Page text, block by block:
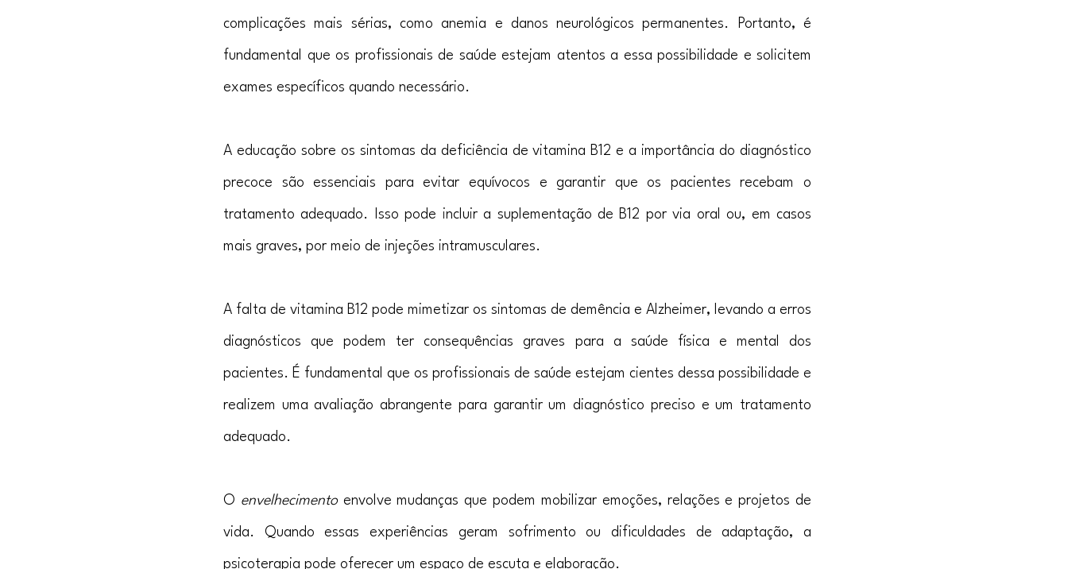
complicações mais sérias, como anemia e danos neurológicos permanentes. Portanto, é
fundamental que os profissionais de saúde estejam atentos a essa possibilidade e solicitem
exames específicos quando necessário.
A educação sobre os sintomas da deficiência de vitamina B12 e a importância do diagnóstico
precoce são essenciais para evitar equívocos e garantir que os pacientes recebam o
tratamento adequado. Isso pode incluir a suplementação de B12 por via oral ou, em casos
mais graves, por meio de injeções intramusculares.
A falta de vitamina B12 pode mimetizar os sintomas de demência e Alzheimer, levando a erros
diagnósticos que podem ter consequências graves para a saúde física e mental dos
pacientes. É fundamental que os profissionais de saúde estejam cientes dessa possibilidade e
realizem uma avaliação abrangente para garantir um diagnóstico preciso e um tratamento
adequado.
O envelhecimento envolve mudanças que podem mobilizar emoções, relações e projetos de
vida. Quando essas experiências geram sofrimento ou dificuldades de adaptação, a
psicoterapia pode oferecer um espaço de escuta e elaboração.